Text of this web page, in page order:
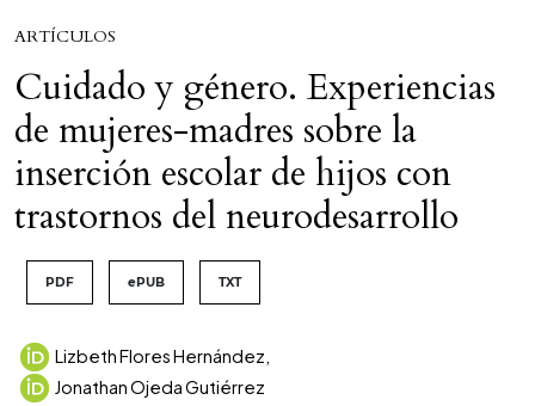
ARTÍCULOS
Cuidado y género. Experiencias
de mujeres-madres sobre la
inserción escolar de hijos con
trastornos del neurodesarrollo
PDF ePUB TXT
Lizbeth Flores Hernández,
Jonathan Ojeda Gutiérrez